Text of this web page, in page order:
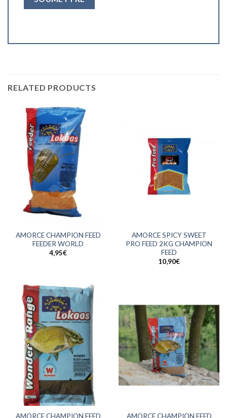
RELATED PRODUCTS
AMORCE CHAMPION FEED
FEEDER WORLD
4,95€
AMORCE SPICY SWEET
PRO FEED 2KG CHAMPION
FEED
10,90€
AMORCE CHAMPION FEED AMORCE CHAMPION FEED